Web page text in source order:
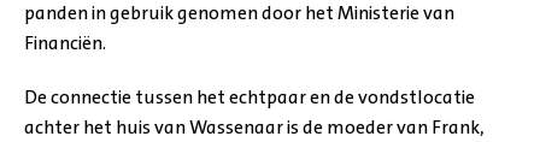
panden in gebruik genomen door het Ministerie van
Financiën.
De connectie tussen het echtpaar en de vondstlocatie
achter het huis van Wassenaar is de moeder van Frank,